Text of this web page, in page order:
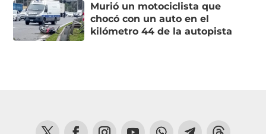
Murió un motociclista que
chocó con un auto en el
kilómetro 44 de la autopista